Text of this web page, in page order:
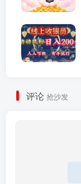
评论 抢沙发